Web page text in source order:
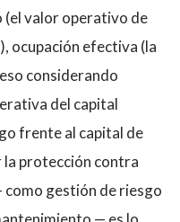
valor operativo de
ocupación efectiva (la
considerando
del capital
frente al capital de
protección contra
gestión de riesgo